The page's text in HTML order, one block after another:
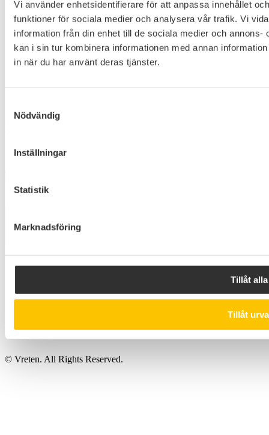
Vi använder enhetsidentifierare för att anpassa innehållet
funktioner för sociala medier och analysera vår trafik. Vi
information från din enhet till de sociala medier och
kan i sin tur kombinera informationen med annan
in när du har använt deras tjänster.
Nödvändig
Inställningar
Statistik
Marknadsföring
Tillåt alla
Tillåt
Lunchstängt måndag till torsdag mellan: 12.00-13.00
Mitt konto Kontakta oss
Nyhetsbrev
Genom att använda detta formulär accepterar du lagring och
© Vreten. All Rights Reserved.